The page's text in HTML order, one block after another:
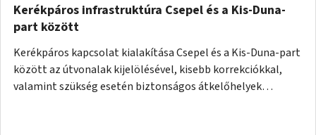
Kerékpáros infrastruktúra Csepel és a Kis-Duna-
part között
Kerékpáros kapcsolat kialakítása Csepel és a Kis-Duna-part
között az útvonalak kijelölésével, kisebb korrekciókkal,
valamint szükség esetén biztonságos átkelőhelyek